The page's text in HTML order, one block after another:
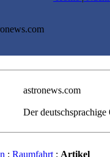
astronews.com
Der
: Raumfahrt : Artikel